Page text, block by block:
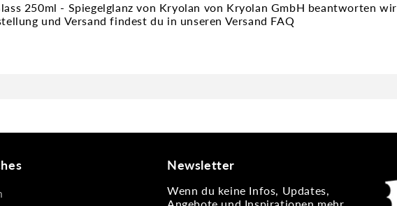
250ml - Spiegelglanz von Kryolan von Kryolan GmbH beantworten wir
und Versand findest du in unseren Versand FAQ
Newsletter
Wenn du keine Infos, Updates,